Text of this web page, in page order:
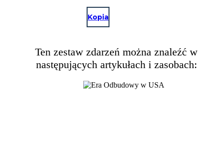
Kopia
Ten zestaw zdarzeń można znaleźć w
następujących artykułach i zasobach: